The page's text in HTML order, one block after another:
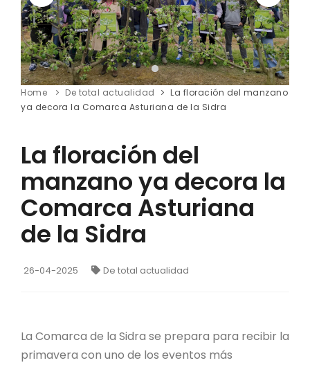
Home De total actualidad
La floración del manzano
ya decora la Comarca Asturiana de la Sidra
La floración del
manzano ya decora la
Comarca Asturiana
de la Sidra
26-04-2025 De total actualidad
La Comarca de la Sidra se prepara para recibir la
primavera con uno de los eventos más